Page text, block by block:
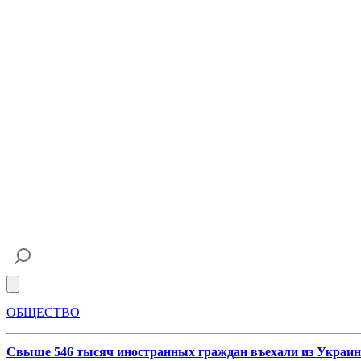
ОБЩЕСТВО
Свыше 546 тысяч иностранных граждан въехали из